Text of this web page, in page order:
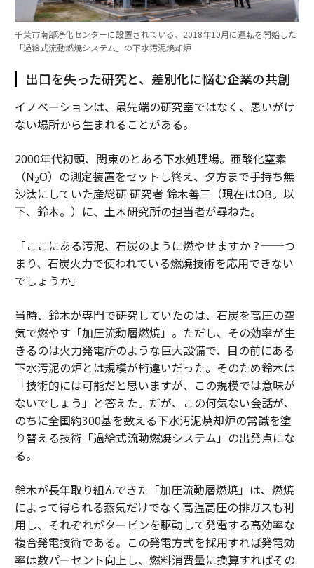
千葉市南部浄化センターに設置されている、2018年10月に運転を開始した
「過給式流動燃焼システム」の下水汚泥焼却炉
出口を失った研究と、差別化に悩む企業の共創
イノベーションは、最先端の研究室ではなく、思いがけ
ない場所から生まれることがある。
2000年代初頭、関東のとある下水処理場。亜酸化窒素
（N2O）の測定装置をセットし終え、夕方まで手持ち無
沙汰にしていた産総研 研究者 鈴木善三（現在はOB。以
下、鈴木。）に、土木研究所の担当者が尋ねた。
「ここにある汚泥、石炭のように燃やせますか？──つ
まり、石炭火力で使われている燃焼技術を応用できない
でしょうか」
当時、鈴木が専門で研究していたのは、石炭を高圧の空
気で燃やす「加圧流動層燃焼」。ただし、その効率が生
きるのは火力発電所のような巨大設備で、目の前にある
下水汚泥の炉とは規模が桁違いだった。そのため鈴木は
「技術的には可能だと思いますが、この規模では意味が
ないでしょう」と答えた。だが、この何気ない会話が、
のちに全国約300基を数える下水汚泥焼却炉の常識を塗
り替える技術「過給式流動燃焼システム」の出発点にな
る。
鈴木が長年取り組んできた「加圧流動層燃焼」は、燃焼
によって得られる蒸気だけでなく高温高圧の排ガスも利
用し、それぞれがタービンを駆動して発電する高効率な
複合発電技術である。この発電方式を採用すれば発電効
率は数パーセント向上し、燃料消費量に換算すればその